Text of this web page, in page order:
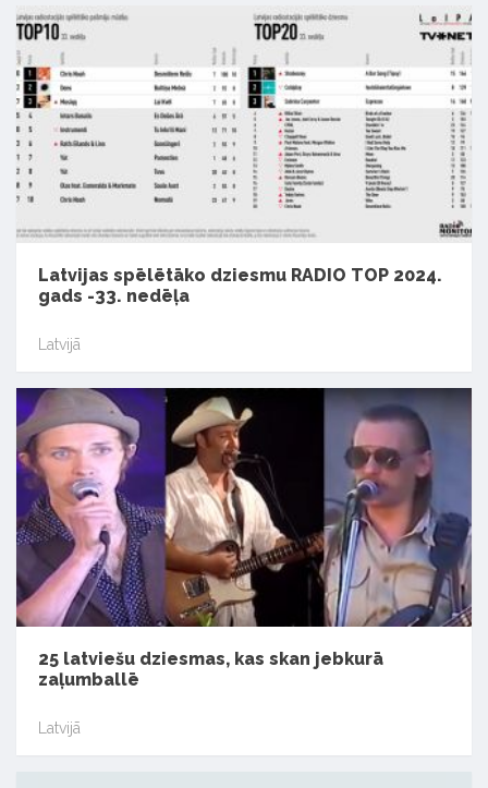
Latvijas spēlētāko dziesmu RADIO TOP 2024.
gads -33. nedēļa
Latvijā
25 latviešu dziesmas, kas skan jebkurā
zaļumballē
Latvijā